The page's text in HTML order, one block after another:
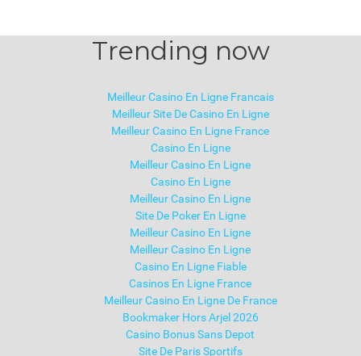
Trending now
Meilleur Casino En Ligne Francais
Meilleur Site De Casino En Ligne
Meilleur Casino En Ligne France
Casino En Ligne
Meilleur Casino En Ligne
Casino En Ligne
Meilleur Casino En Ligne
Site De Poker En Ligne
Meilleur Casino En Ligne
Meilleur Casino En Ligne
Casino En Ligne Fiable
Casinos En Ligne France
Meilleur Casino En Ligne De France
Bookmaker Hors Arjel 2026
Casino Bonus Sans Depot
Site De Paris Sportifs